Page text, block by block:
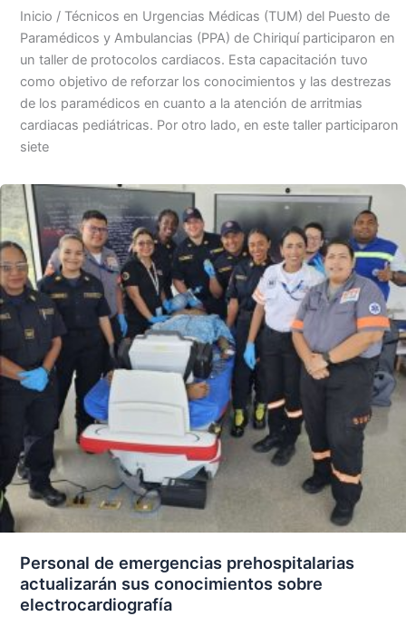
Inicio / Técnicos en Urgencias Médicas (TUM) del Puesto de
Paramédicos y Ambulancias (PPA) de Chiriquí participaron en
un taller de protocolos cardiacos. Esta capacitación tuvo
como objetivo de reforzar los conocimientos y las destrezas
de los paramédicos en cuanto a la atención de arritmias
cardiacas pediátricas. Por otro lado, en este taller participaron
siete
Personal de emergencias prehospitalarias
actualizarán sus conocimientos sobre
electrocardiografía